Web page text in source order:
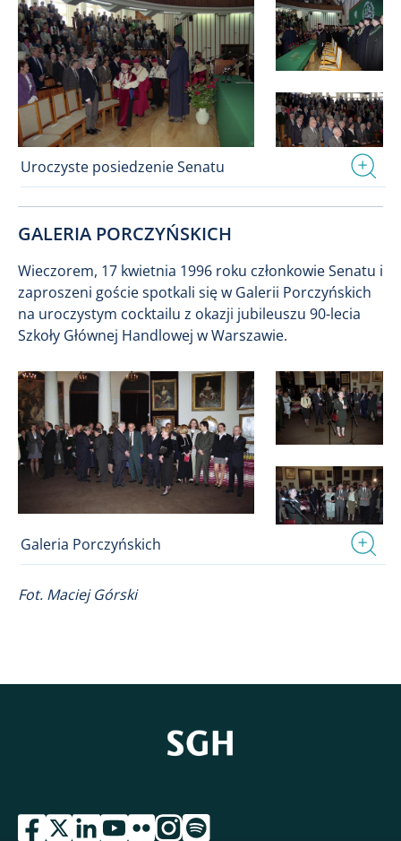
Uroczyste posiedzenie Senatu
GALERIA PORCZYŃSKICH
Wieczorem, 17 kwietnia 1996 roku członkowie Senatu i
zaproszeni goście spotkali się w Galerii Porczyńskich
na uroczystym cocktailu z okazji jubileuszu 90-lecia
Szkoły Głównej Handlowej w Warszawie.
Galeria Porczyńskich
Fot. Maciej Górski
przejdź do serwisu facebook sgh
przejdź do serwisu twitter sgh
przejdź do serwisu linkedin sgh
przejdź do serwisu youtube sgh
przejdź do serwisu flickr sgh
przejdź do serwisu instagram sgh
przejdź do serwisu spotify sgh